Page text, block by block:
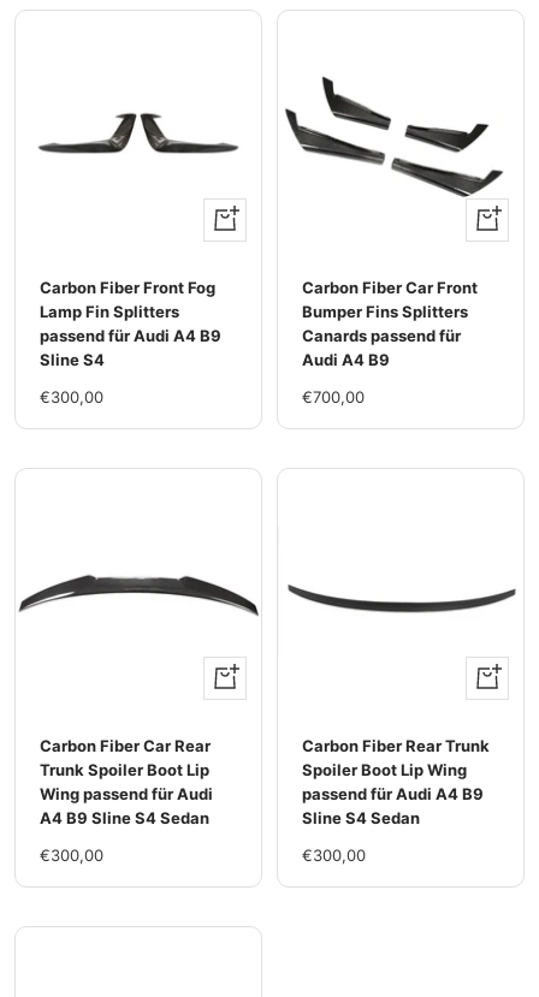
+
Hinzufügen
Carbon Fiber Front Fog
Lamp Fin Splitters
passend für Audi A4 B9
Sline S4
Im
€300,00
+
Carbon Fiber Car Front
Bumper Fins Splitters
Canards passend für
Audi A4 B9
Im
€700,00
+
Hinzufügen
Carbon Fiber Car Rear
Trunk Spoiler Boot Lip
Wing passend für Audi
A4 B9 Sline S4 Sedan
Im
€300,00
+
Carbon Fiber Rear Trunk
Spoiler Boot Lip Wing
passend für Audi A4 B9
Sline S4 Sedan
Im
€300,00